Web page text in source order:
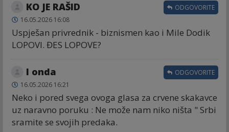
KO JE RAŠID
16.05.2026 16:08
Uspješan privrednik - biznismen kao i Mile Dodik
LOPOVI. ĐES LOPOVE?
ODGOVORITE
I onda
16.05.2026 16:21
Neko i pored svega ovoga glasa za crvene skakavce
uz naravno poruku : Ne može nam niko ništa " Srbi
sramite se svojih predaka.
ODGOVORITE